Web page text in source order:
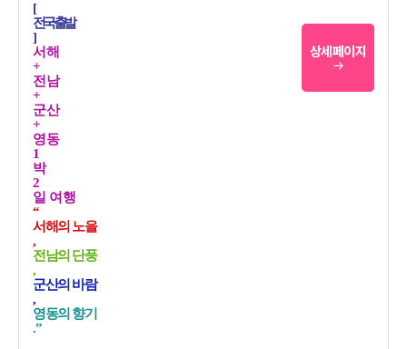
[
전국출발
]
서해
+
전남
+
군산
+
영동
1
박
2
일 여행
“
서해의 노을
,
전남의 단풍
,
군산의 바람
,
영동의 향기
.”
상세페이지